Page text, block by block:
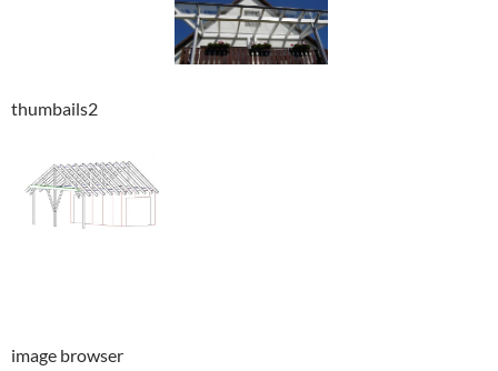
thumbails2
image browser